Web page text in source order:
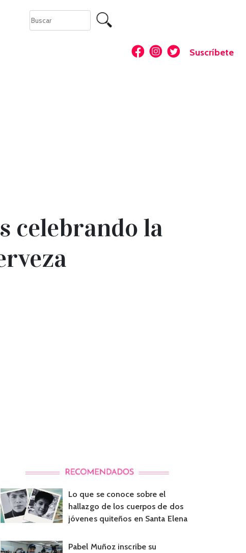
Suscríbete
celebrando la
Lo que se conoce sobre el
hallazgo de los cuerpos de dos
jóvenes quiteños en Santa Elena
Pabel Muñoz inscribe su